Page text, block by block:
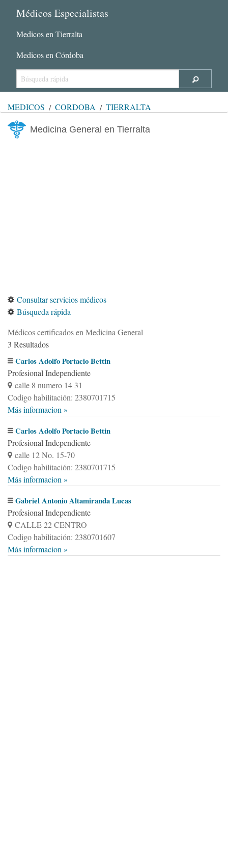
Médicos Especialistas
Medicos en Tierralta
Medicos en Córdoba
MÉDICOS CÓRDOBA TIERRALTA
Medicina General en Tierralta
Consultar servicios médicos
Búsqueda rápida
Médicos certificados en Medicina General
3 Resultados
Carlos Adolfo Portacio Bettin
Profesional Independiente
calle 8 numero 14 31
Codigo habilitación: 2380701715
Más informacion »
Carlos Adolfo Portacio Bettin
Profesional Independiente
calle 12 No. 15-70
Codigo habilitación: 2380701715
Más informacion »
Gabriel Antonio Altamiranda Lucas
Profesional Independiente
CALLE 22 CENTRO
Codigo habilitación: 2380701607
Más informacion »